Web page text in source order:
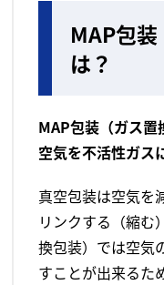
MAP包
は？
MAP包装（ガス
空気を不活性ガス
真空包装は空気を
リンクする（縮む
換包装）では空気
すことが出来るた